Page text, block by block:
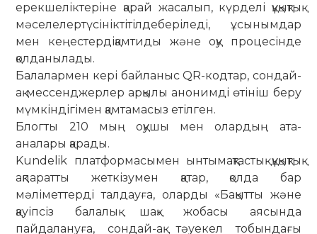
ерекшеліктеріне қарай жасалып, күрделі құқықтық
мәселелертүсініктітілдеберіледі, ұсынымдар
мен кеңестердіқамтиды және оқу процесінде
қолданылады.
Балалармен кері байланыс QR-кодтар, сондай-
ақ мессенджерлер арқылы анонимді өтініш беру
мүмкіндігімен қамтамасыз етілген.
Блогты 210 мың оқушы мен олардың ата-
аналары қарады.
Kundelik платформасымен ынтымақтастық құқықтық
ақпаратты жеткізумен қатар, қолда бар
мәліметтерді талдауға, оларды «Бақытты және
қауіпсіз балалық шақ» жобасы аясында
пайдалануға, сондай-ақ тәуекел тобындағы